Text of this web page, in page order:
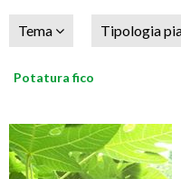
Tema Tipologia
Potatura fico